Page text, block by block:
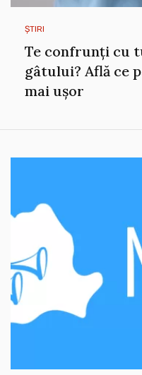
ȘTIRI
Te confrunți cu
gâtului? Află ce
mai ușor